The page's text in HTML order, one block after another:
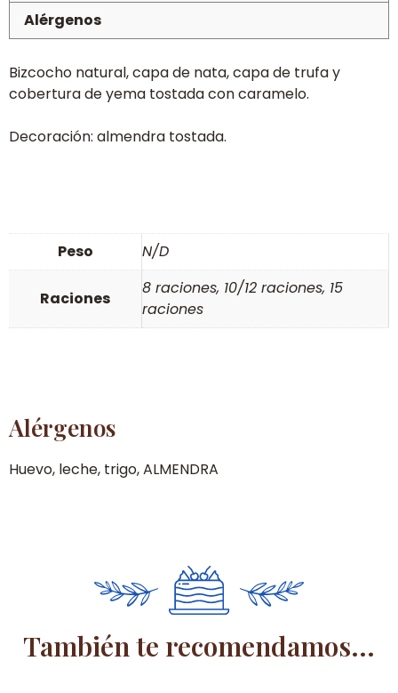
Alérgenos
Bizcocho natural, capa de nata, capa de trufa y
cobertura de yema tostada con caramelo.
Decoración: almendra tostada.
Peso N/D
Raciones
8 raciones, 10/12 raciones, 15
raciones
Alérgenos
Huevo, leche, trigo, ALMENDRA
También te recomendamos...